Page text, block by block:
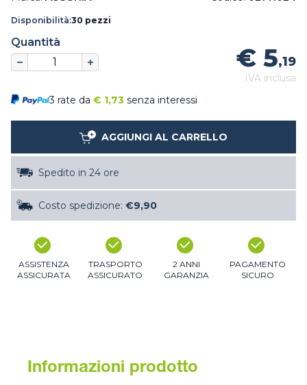
Disponibilità:30 pezzi
Quantità
€ 5,19
IVA inclusa
3 rate da € 1,73 senza interessi
AGGIUNGI AL CARRELLO
Spedito in 24 ore
Costo spedizione: €9,90
ASSISTENZA
ASSICURATA
TRASPORTO
ASSICURATO
2 ANNI
GARANZIA
PAGAMENTO
SICURO
Informazioni prodotto